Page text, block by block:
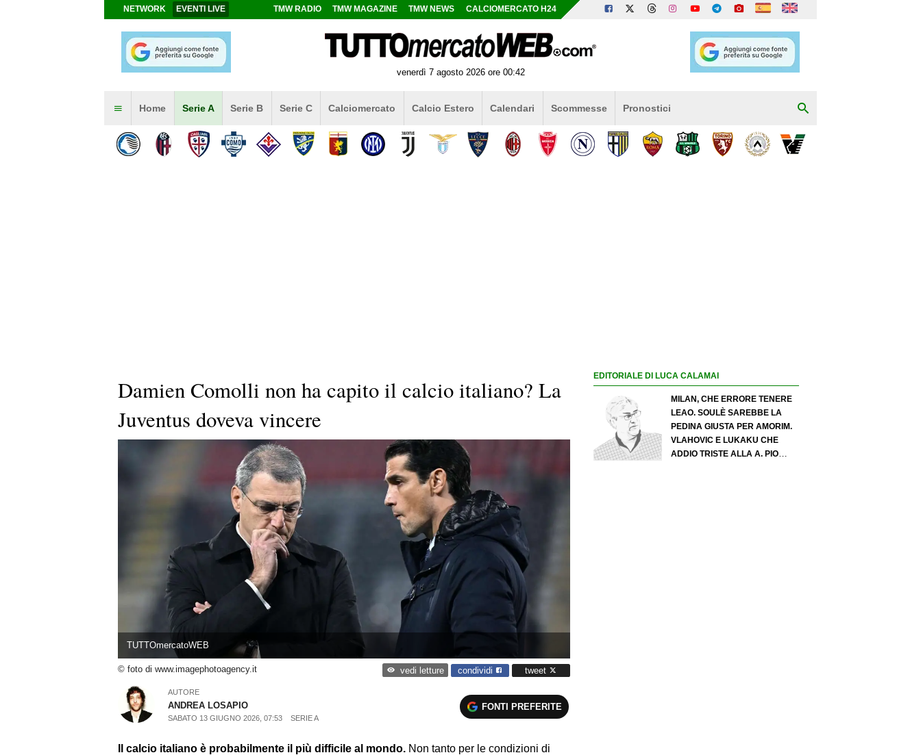
NETWORK EVENTI LIVE TMW RADIO TMW MAGAZINE TMW NEWS CALCIOMERCATO H24
venerdì 7 agosto 2026 ore 00:42
Home Serie A Serie B Serie C Calciomercato Calcio Estero Calendari Scommesse Pronostici
Damien Comolli non ha capito il calcio italiano? La
Juventus doveva vincere
TUTTOmercatoWEB
© foto di www.imagephotoagency.it vedi letture condividi tweet
AUTORE
ANDREA LOSAPIO
SABATO 13 GIUGNO 2026, 07:53 SERIE A
FONTI PREFERITE
Il calcio italiano è probabilmente il più difficile al mondo. Non tanto per le condizioni di
EDITORIALE DI LUCA CALAMAI
MILAN, CHE ERRORE TENERE
LEAO. SOULÈ SAREBBE LA
PEDINA GIUSTA PER AMORIM.
VLAHOVIC E LUKAKU CHE
ADDIO TRISTE ALLA A. PIO